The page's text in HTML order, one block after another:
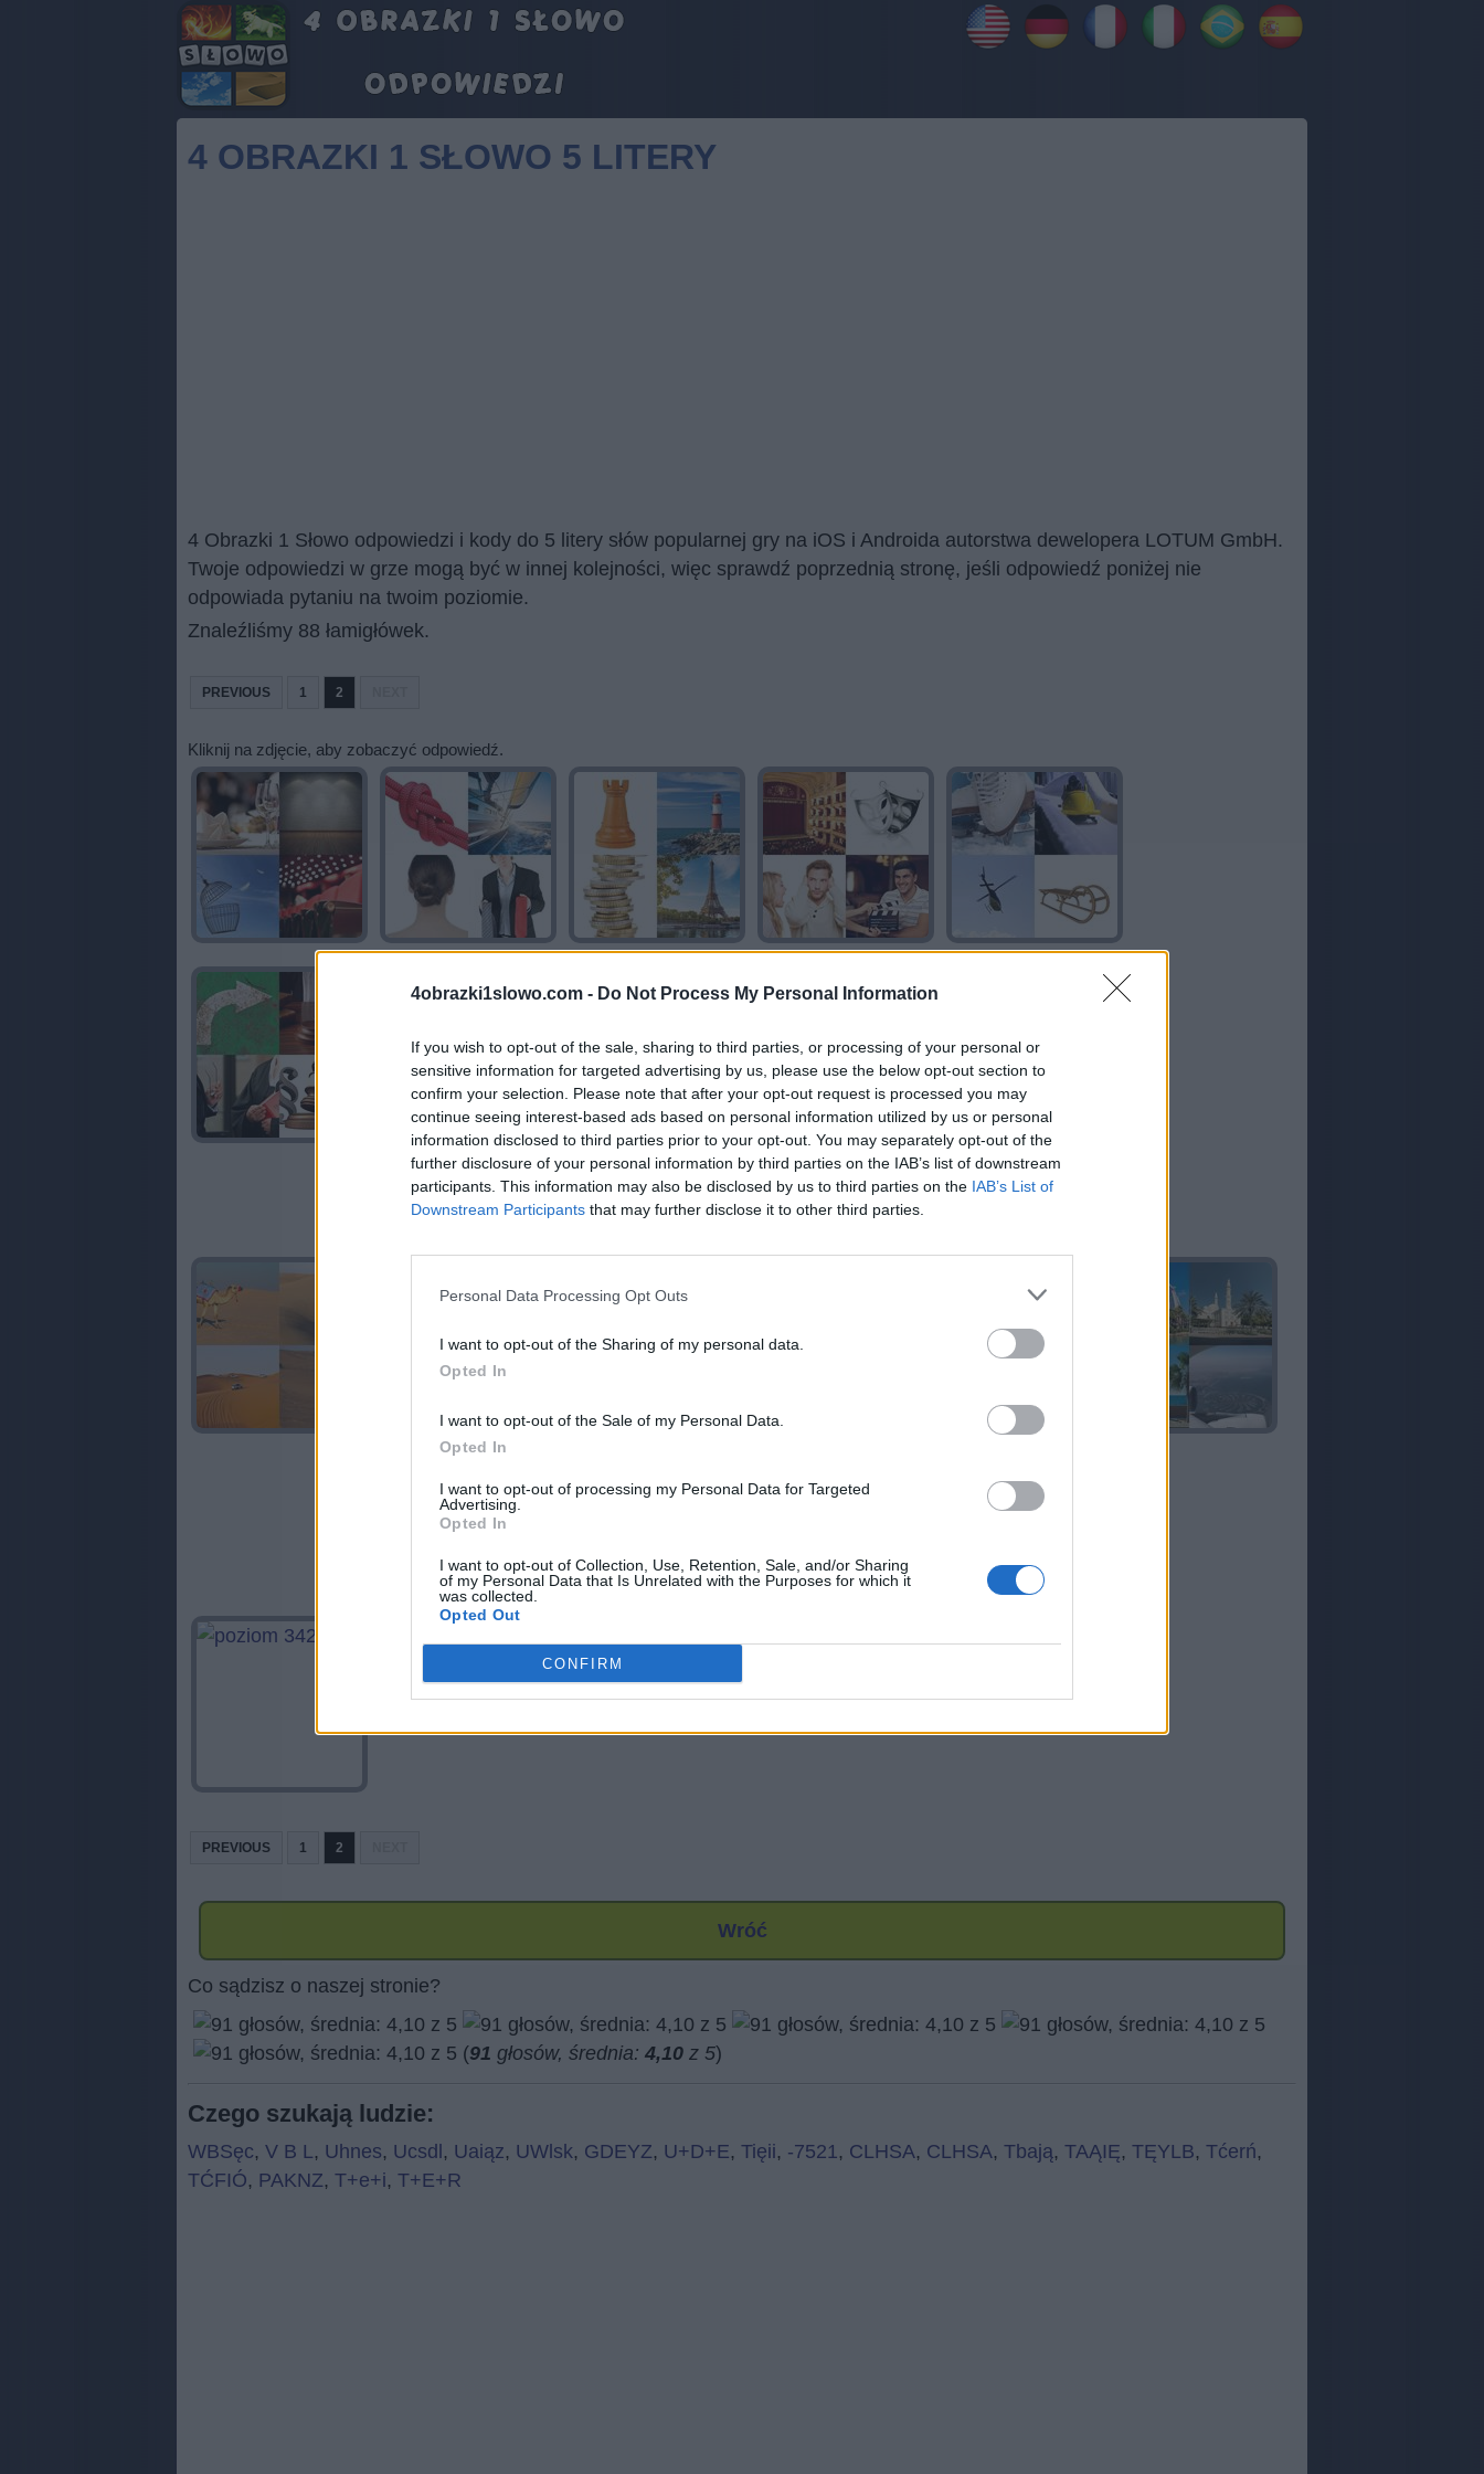
4obrazki1slowo.com - Do Not Process My Personal Information
If you wish to opt-out of the sale, sharing to third parties, or processing of your personal or
sensitive information for targeted advertising by us, please use the below opt-out section to
confirm your selection. Please note that after your opt-out request is processed you may
continue seeing interest-based ads based on personal information utilized by us or personal
information disclosed to third parties prior to your opt-out. You may separately opt-out of the
further disclosure of your personal information by third parties on the IAB’s list of downstream
participants. This information may also be disclosed by us to third parties on the IAB’s List of
Downstream Participants that may further disclose it to other third parties.
Personal Data Processing Opt Outs
I want to opt-out of the Sharing of my personal data.
Opted In
I want to opt-out of the Sale of my Personal Data.
Opted In
I want to opt-out of processing my Personal Data for Targeted
Advertising.
Opted In
I want to opt-out of Collection, Use, Retention, Sale, and/or Sharing
of my Personal Data that Is Unrelated with the Purposes for which it
was collected.
Opted Out
CONFIRM
4 OBRAZKI 1 SŁOWO 5 LITERY
4 Obrazki 1 Słowo odpowiedzi i kody do 5 litery słów popularnej gry na iOS i Androida autorstwa dewelopera LOTUM GmbH.
Twoje odpowiedzi w grze mogą być w innej kolejności, więc sprawdź poprzednią stronę, jeśli odpowiedź poniżej nie
odpowiada pytaniu na twoim poziomie.
Znaleźliśmy 88 łamigłówek.
PREVIOUS 1 2
Kliknij na zdjęcie, aby zobaczyć odpowiedź.
PREVIOUS 1 2
Wróć
Co sądzisz o naszej stronie?
(91 głosów, średnia: 4,10 z 5)
Czego szukają ludzie:
WBSęc, V B L , Uhnes, Ucsdl, Uaiąz, UWlsk, GDEYZ, U+D+E, Tięii, -7521 , CLHSA, CLHSA, Tbają, TAĄIĘ, TĘYLB, Tćerń,
TĆFIÓ, PAKNZ, T+e+i, T+E+R